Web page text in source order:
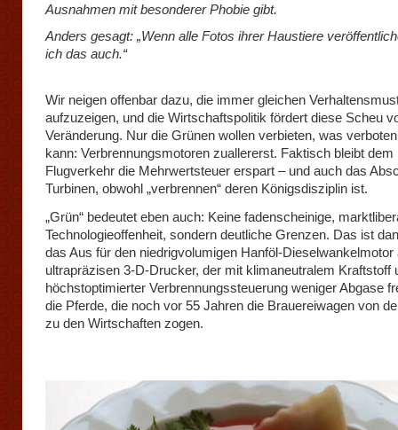
Ausnahmen mit besonderer Phobie gibt.
Anders gesagt: „Wenn alle Fotos ihrer Haustiere
ich das auch.“
Wir neigen offenbar dazu, die immer gleichen
aufzuzeigen, und die Wirtschaftspolitik fördert diese Scheu
Veränderung. Nur die Grünen wollen verbieten, was
kann: Verbrennungsmotoren zuallererst. Faktisch bleibt dem
Flugverkehr die Mehrwertsteuer erspart – und auch das
Turbinen, obwohl „verbrennen“ deren Königsdisziplin ist.
„Grün“ bedeutet eben auch: Keine fadenscheinige,
Technologieoffenheit, sondern deutliche Grenzen. Das ist
das Aus für den niedrigvolumigen Hanföl-Dieselwankelmotor
ultrapräzisen 3-D-Drucker, der mit klimaneutralem Kraftstoff
höchstoptimierter Verbrennungssteuerung weniger Abgase
die Pferde, die noch vor 55 Jahren die Brauereiwagen von
zu den Wirtschaften zogen.